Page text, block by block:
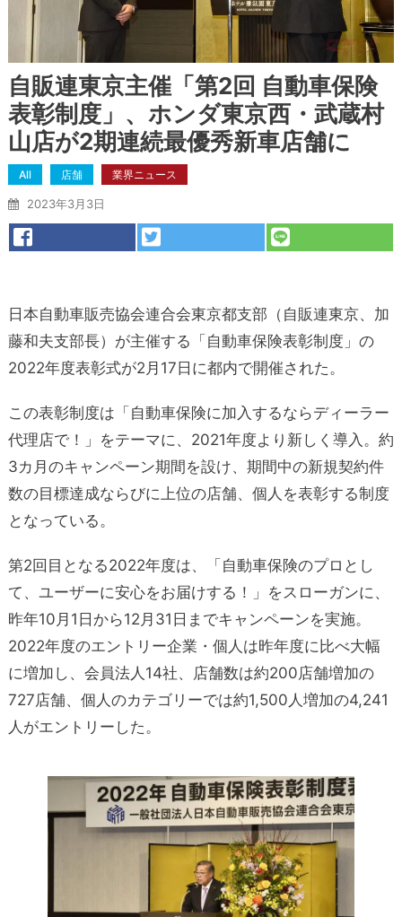
自販連東京主催「第2回 自動車保険
表彰制度」、ホンダ東京西・武蔵村
山店が2期連続最優秀新車店舗に
All 店舗 業界ニュース
2023年3月3日
日本自動車販売協会連合会東京都支部（自販連東京、加
藤和夫支部長）が主催する「自動車保険表彰制度」の
2022年度表彰式が2月17日に都内で開催された。
この表彰制度は「自動車保険に加入するならディーラー
代理店で！」をテーマに、2021年度より新しく導入。約
3カ月のキャンペーン期間を設け、期間中の新規契約件
数の目標達成ならびに上位の店舗、個人を表彰する制度
となっている。
第2回目となる2022年度は、「自動車保険のプロとし
て、ユーザーに安心をお届けする！」をスローガンに、
昨年10月1日から12月31日までキャンペーンを実施。
2022年度のエントリー企業・個人は昨年度に比べ大幅
に増加し、会員法人14社、店舗数は約200店舗増加の
727店舗、個人のカテゴリーでは約1,500人増加の4,241
人がエントリーした。